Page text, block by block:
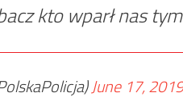
kto wparł nas
June 17, 2019